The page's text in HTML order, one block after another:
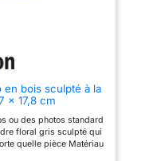
en bois sculpté à la
x 17,8 cm
ou des photos standard
floral gris sculpté qui
quelle pièce Matériau